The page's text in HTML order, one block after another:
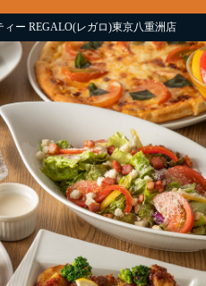
ィー REGALO(レガロ)東京八重洲店